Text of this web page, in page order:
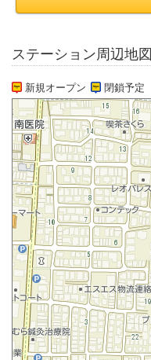
ステーション周辺地図
新規オープン 閉鎖予定